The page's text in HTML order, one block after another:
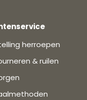
herroepen
& ruilen